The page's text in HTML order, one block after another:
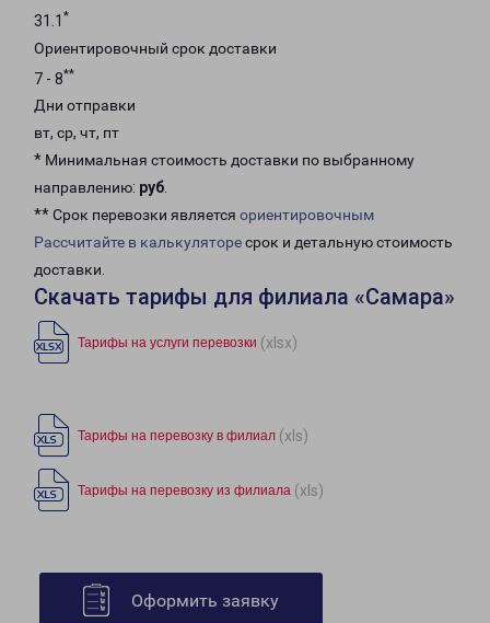
31.1 *
Ориентировочный срок доставки
7 - 8**
Дни отправки
вт, ср, чт, пт
* Минимальная стоимость доставки по выбранному
направлению: руб.
** Срок перевозки является ориентировочным
Рассчитайте в калькуляторесрок и детальную стоимость
доставки.
Скачать тарифы для филиала «Самара»
Тарифы на услуги перевозки (xlsx)
Тарифы на перевозку в филиал (xls)
Тарифы на перевозку из филиала (xls)
Оформить заявку